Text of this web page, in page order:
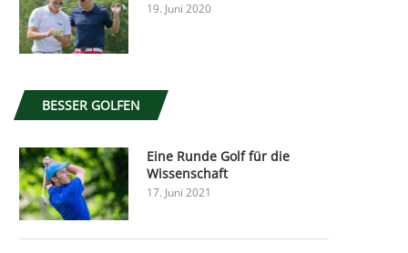
19. Juni 2020
BESSER GOLFEN
Eine Runde Golf für die
Wissenschaft
17. Juni 2021